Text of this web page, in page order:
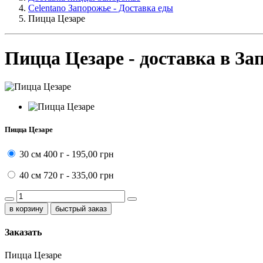
Celentano Запорожье - Доставка еды
Пицца Цезаре
Пицца Цезаре - доставка в
Пицца Цезаре
30 см 400 г - 195,00 грн
40 см 720 г - 335,00 грн
быстрый заказ
Заказать
Пицца Цезаре